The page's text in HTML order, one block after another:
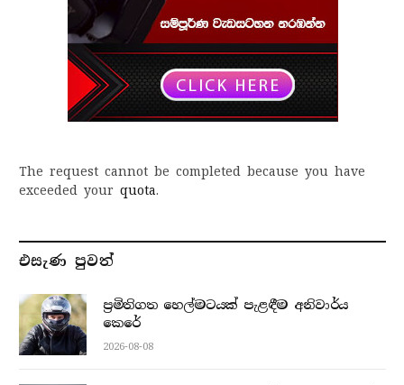
The request cannot be completed because you have
exceeded your quota.
එසැණ පුව​ත්
ප්‍රමිතිගත හෙල්මටයක් පැළඳීම අනිවාර්ය
කෙරේ
2026-08-08